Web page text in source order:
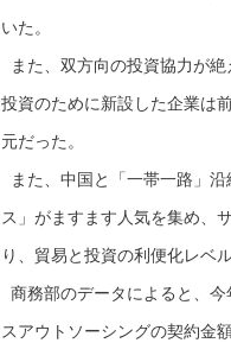
いた。
また、双方向の投資協力が
投資のために新設した企業は
元だった。
また、中国と「一帯一路」
ス」がますます人気を集め、
り、貿易と投資の利便化レベ
商務部のデータによると、
スアウトソーシングの契約金